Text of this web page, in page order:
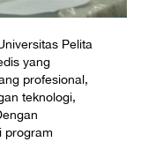
Pelita
yang
profesional,
teknologi,
program